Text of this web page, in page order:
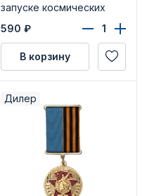
запуске космических
аппаратов» с бланком
590 ₽
В корзину
Дилер